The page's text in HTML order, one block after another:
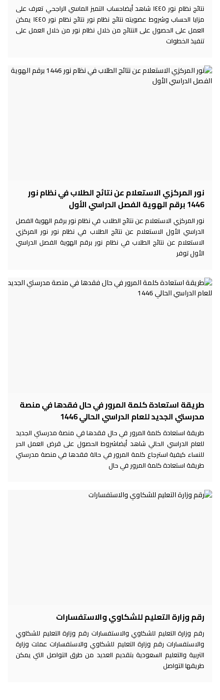
نتائج نظام نور ١٤٤٥ شاهد أيضاحساب التميز الماسي الراجحي تعرف على
مزايا الحساب وشروط عضويته نتائج نظام نور نتائج نظام نور ١٤٤٥ يمكن
العمل على الحصول على النتائج من خلال نظام نور من خلال العمل على
تنفيذ الخطوات
نور المركزي الاستعلام عن نتائج الطلاب في نظام نور
1446 برقم الهوية الفصل الدراسي الأول
نور المركزي الاستعلام عن نتائج الطلاب في نظام نور برقم الهوية الفصل
الدراسي الأول الاستعلام عن نتائج الطلاب في نظام نور نور المركزي
الاستعلام عن نتائج الطلاب في نظام نور برقم الهوية الفصل الدراسي
الأول توفر
طريقة استعادة كلمة المرور في حال فقدها في منصة
مدرستي الجديد للعام الدراسي الحالي 1446
طريقة استعادة كلمة المرور في حال فقدها في منصة مدرستي الجديد
للعام الدراسي الحالي شاهد أيضاشروط الحصول على قرض العمل الحر
للنساء كيفية استرجاع كلمة المرور في حالة فقدها في منصة مدرستي
طريقة استعادة كلمة المرور في حال
رقم وزارة التعليم للشكاوي والاستفسارات
رقم وزارة التعليم للشكاوي والاستفسارات رقم وزارة التعليم للشكاوي
والاستفسارات رقم وزارة التعليم للشكاوي والاستفسارات عملت وزارة
التربية والتعليم السعودية بتقديم العديد من طرق التواصل التي يمكن
طريقها التواصل